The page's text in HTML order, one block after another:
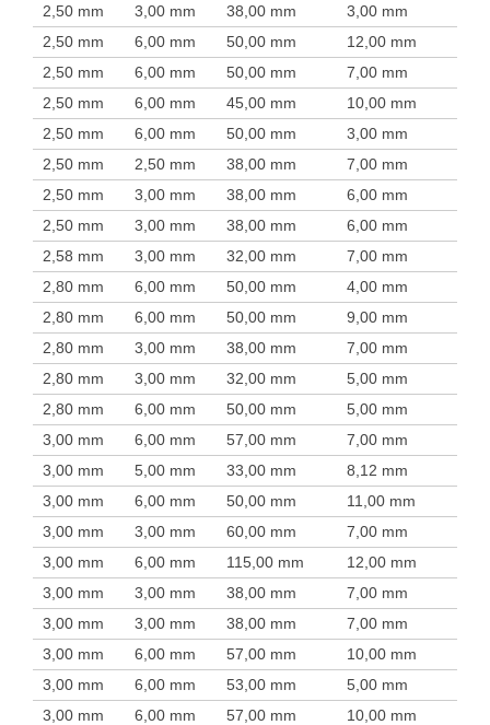
2,50 mm
3,00 mm 38,00 mm 3,00 mm
2,50 mm
6,00 mm 50,00 mm 12,00 mm
2,50 mm
6,00 mm 50,00 mm 7,00 mm
2,50 mm
6,00 mm 45,00 mm 10,00 mm
2,50 mm
6,00 mm 50,00 mm 3,00 mm
2,50 mm
2,50 mm 38,00 mm 7,00 mm
2,50 mm
3,00 mm 38,00 mm 6,00 mm
2,50 mm
3,00 mm 38,00 mm 6,00 mm
2,58 mm
3,00 mm 32,00 mm 7,00 mm
2,80 mm
6,00 mm 50,00 mm 4,00 mm
2,80 mm
6,00 mm 50,00 mm 9,00 mm
2,80 mm
3,00 mm 38,00 mm 7,00 mm
2,80 mm
3,00 mm 32,00 mm 5,00 mm
2,80 mm
6,00 mm 50,00 mm 5,00 mm
3,00 mm
6,00 mm 57,00 mm 7,00 mm
3,00 mm
5,00 mm 33,00 mm 8,12 mm
3,00 mm
6,00 mm 50,00 mm 11,00 mm
3,00 mm
3,00 mm 60,00 mm 7,00 mm
3,00 mm
6,00 mm 115,00 mm 12,00 mm
3,00 mm
3,00 mm 38,00 mm 7,00 mm
3,00 mm
3,00 mm 38,00 mm 7,00 mm
3,00 mm
6,00 mm 57,00 mm 10,00 mm
3,00 mm
6,00 mm 53,00 mm 5,00 mm
3,00 mm
6,00 mm 57,00 mm 10,00 mm